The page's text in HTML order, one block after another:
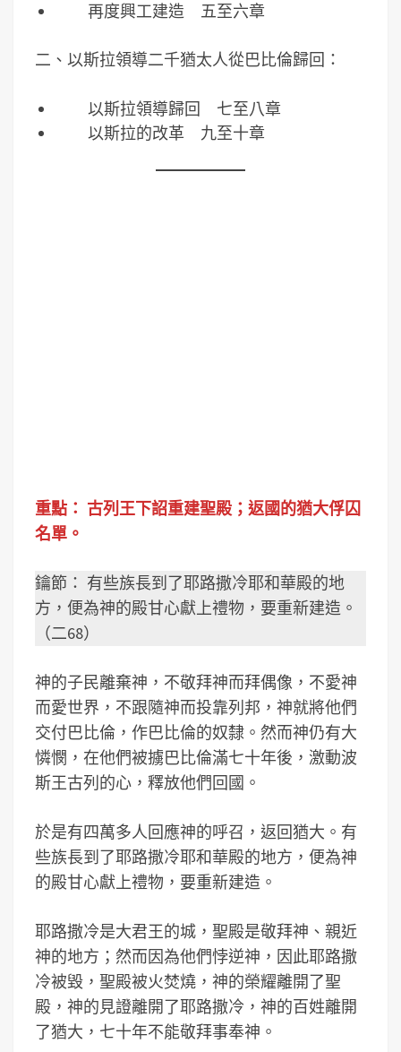
再度興工建造 五至六章
二、以斯拉領導二千猶太人從巴比倫歸回：
以斯拉領導歸回 七至八章
以斯拉的改革 九至十章
重點： 古列王下詔重建聖殿；返國的猶大俘囚
名單。
鑰節： 有些族長到了耶路撒冷耶和華殿的地
方，便為神的殿甘心獻上禮物，要重新建造。
（二68）
神的子民離棄神，不敬拜神而拜偶像，不愛神
而愛世界，不跟隨神而投靠列邦，神就將他們
交付巴比倫，作巴比倫的奴隸。然而神仍有大
憐憫，在他們被擄巴比倫滿七十年後，激動波
斯王古列的心，釋放他們回國。
於是有四萬多人回應神的呼召，返回猶大。有
些族長到了耶路撒冷耶和華殿的地方，便為神
的殿甘心獻上禮物，要重新建造。
耶路撒冷是大君王的城，聖殿是敬拜神、親近
神的地方；然而因為他們悖逆神，因此耶路撒
冷被毀，聖殿被火焚燒，神的榮耀離開了聖
殿，神的見證離開了耶路撒冷，神的百姓離開
了猶大，七十年不能敬拜事奉神。